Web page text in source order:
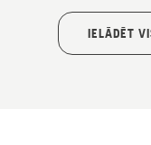
IELĀDĒT